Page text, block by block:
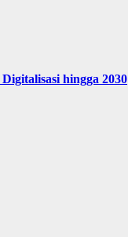
hingga 2030